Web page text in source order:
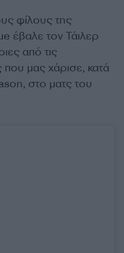
φίλους της
έβαλε τον Τάιλερ
από τις
μας χάρισε, κατά
στο ματς του